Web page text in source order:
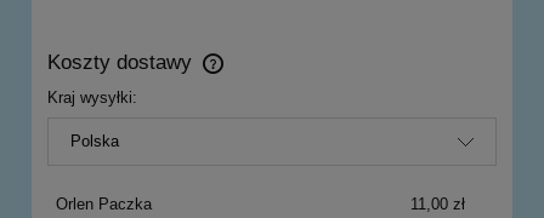
Koszty dostawy
Cena nie zawiera ewentualnych kosztów płatności
Kraj wysyłki:
Orlen Paczka 11,00 zł